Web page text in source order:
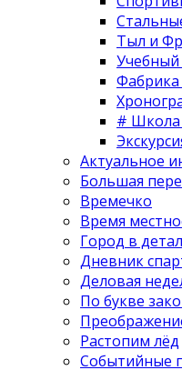
Тыл и
Учебный
Фабрика
# Школа
Актуальное
Большая
Времечко
Время
Город в
Дневник
Деловая
По букве
Растопим лёд
Событийные